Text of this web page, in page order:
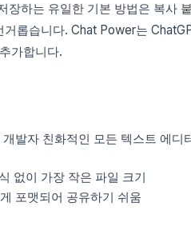
하는 유일한 기본 방법은 복사
롭습니다. Chat Power는
가합니다.
발자 친화적인 모든 텍스트 에디
없이 가장 작은 파일 크기
포맷되어 공유하기 쉬움